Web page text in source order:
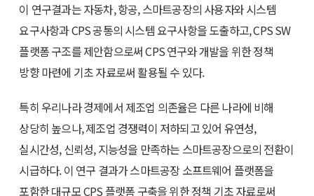
이 연구결과는 자동차, 항공, 스마트공장의 사용자와 시스템
요구사항과 CPS 공통의 시스템 요구사항을 도출하고, CPS SW
플랫폼 구조를 제안함으로써 CPS 연구와 개발을 위한 정책
방향 마련에 기초 자료로써 활용될 수 있다.
특히 우리나라 경제에서 제조업 의존율은 다른 나라에 비해
상당히 높으나, 제조업 경쟁력이 저하되고 있어 유연성,
실시간성, 신뢰성, 지능성을 만족하는 스마트공장으로의 전환이
시급하다. 이 연구 결과가 스마트공장 소프트웨어 플랫폼을
포함한 대규모 CPS 플랫폼 구축을 위한 정책 기초 자료로써